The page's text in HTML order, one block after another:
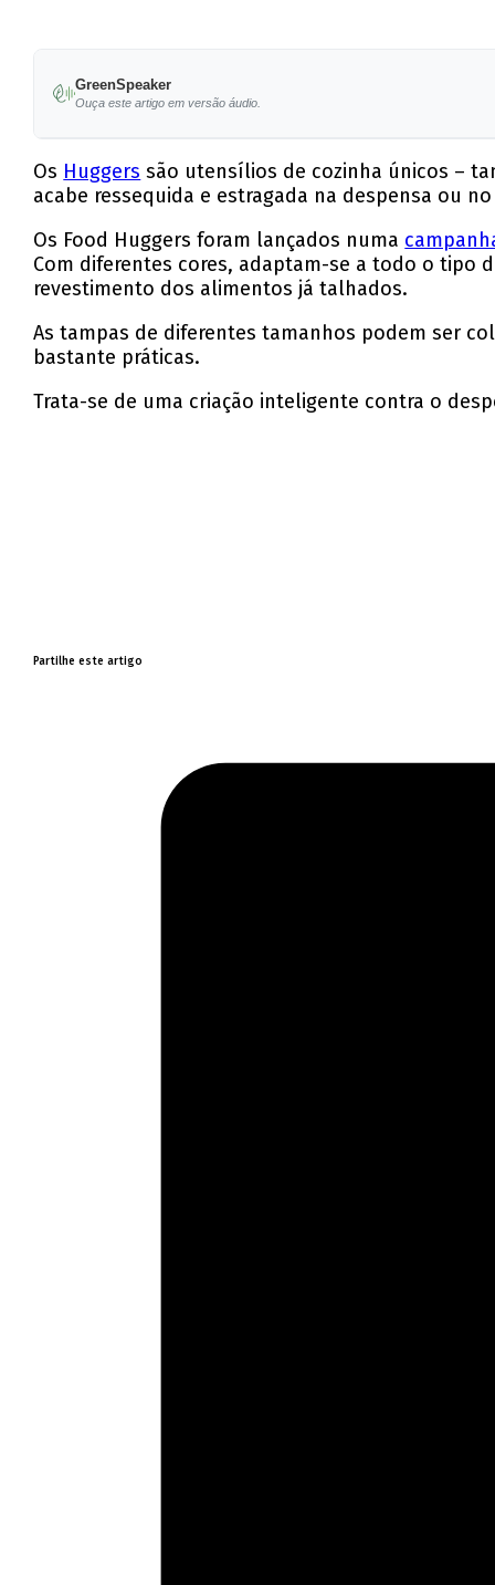
GreenSpeaker
Ouça este artigo em versão áudio.
Os Huggers são utensílios de cozinha únicos –
acabe ressequida e estragada na despensa ou
Os Food Huggers foram lançados numa
Com diferentes cores, adaptam-se a todo o tipo
revestimento dos alimentos já talhados.
As tampas de diferentes tamanhos podem ser
bastante práticas.
Trata-se de uma criação inteligente contra o
Partilhe este artigo